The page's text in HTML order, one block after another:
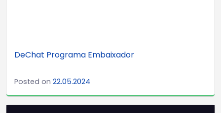
DeChat Programa Embaixador
Posted on 22.05.2024